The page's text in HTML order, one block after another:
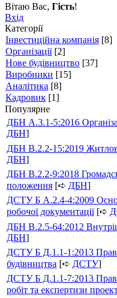
Вітаю Вас, Гість!
Вхід
Категорії
Інвестиційна компанія [8]
Організації [2]
Нове будівництво [37]
Виробники [15]
Аналітика [8]
Кадровик [1]
Популярне
ДБН А.3.1-5:2016
ДБН]
ДБН В.2.2-15:2019
ДБН]
ДБН В.2.2-9:2018
положення [➪ ДБН]
ДСТУ Б А.2.4-4:2009
робочої документації[➪
ДБН В.2.5-64:2012
ДБН]
ДСТУ Б Д.1.1-1:2013
будівництва [➪ ДСТУ]
ДСТУ Б Д.1.1-7:2013
робіт та експертизи